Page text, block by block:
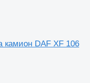
камион DAF XF 106